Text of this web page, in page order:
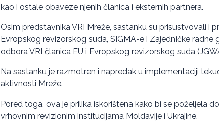
kao i ostale obaveze njenih članica i eksternih partnera.
Osim predstavnika VRI Mreže, sastanku su prisustvovali i
Evropskog revizorskog suda, SIGMA-e i Zajedničke
odbora VRI članica EU i Evropskog revizorskog suda
Na sastanku je razmotren i napredak u implementaciji
aktivnosti Mreže.
Pored toga, ova je prilika iskorištena kako bi se poželjela
vrhovnim revizionim institucijama Moldavije i Ukrajine.